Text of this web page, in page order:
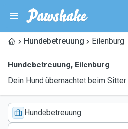
Hundebetreuung Eilenburg
Hundebetreuung, Eilenburg
Dein Hund übernachtet beim Sitter
Hundebetreuung